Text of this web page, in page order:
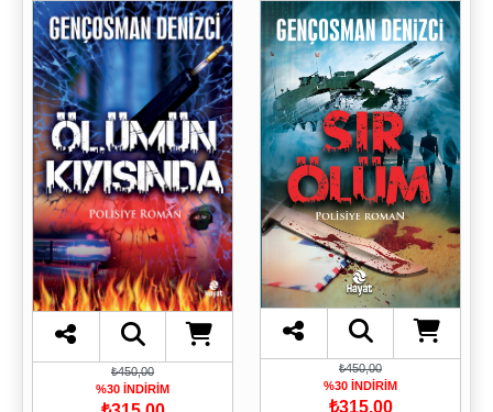
₺450,00
%30 İNDİRİM
₺450,00
%30 İNDİRİM
₺315,00